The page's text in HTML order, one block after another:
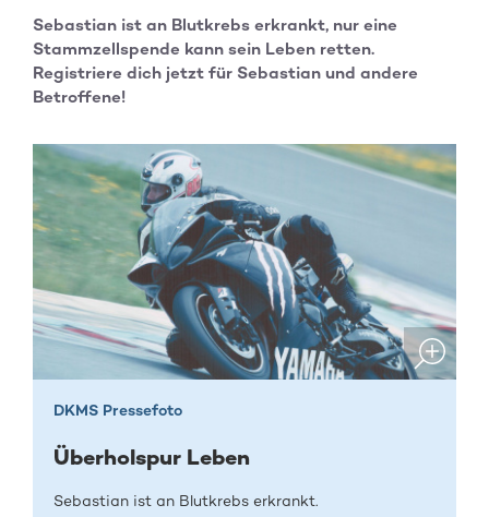
Sebastian ist an Blutkrebs erkrankt, nur eine
Stammzellspende kann sein Leben retten.
Registriere dich jetzt für Sebastian und andere
Betroffene!
DKMS Pressefoto
Überholspur Leben
Sebastian ist an Blutkrebs erkrankt.